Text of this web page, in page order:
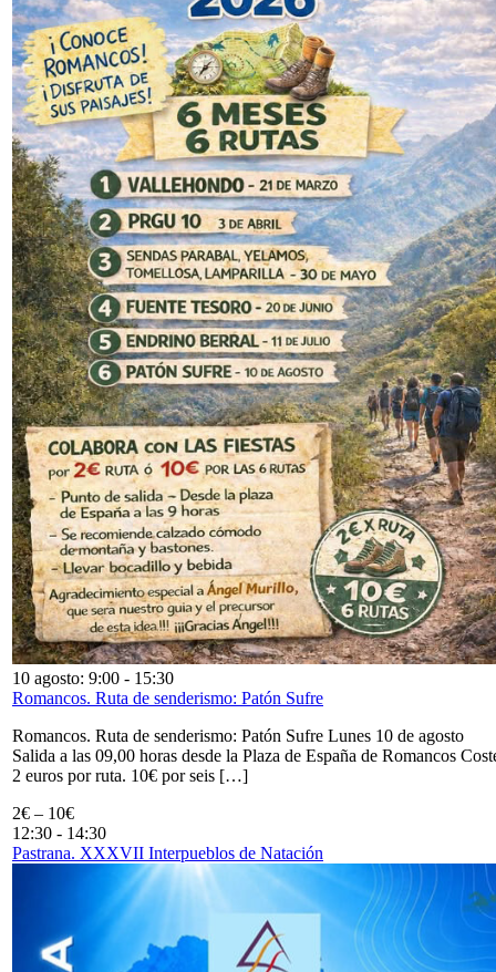
10 agosto: 9:00 - 15:30
Romancos. Ruta de senderismo: Patón Sufre
Romancos. Ruta de senderismo: Patón Sufre Lunes 10 de agosto
Salida a las 09,00 horas desde la Plaza de España de Romancos
2 euros por ruta. 10€ por seis […]
2€ – 10€
12:30 - 14:30
Pastrana. XXXVII Interpueblos de Natación